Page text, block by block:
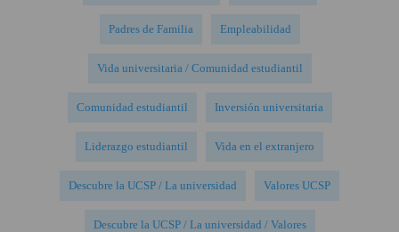
Padres de Familia Empleabilidad
Vida universitaria / Comunidad estudiantil
Comunidad estudiantil Inversión universitaria
Liderazgo estudiantil Vida en el extranjero
Descubre la UCSP / La universidad Valores UCSP
Descubre la UCSP / La universidad / Valores